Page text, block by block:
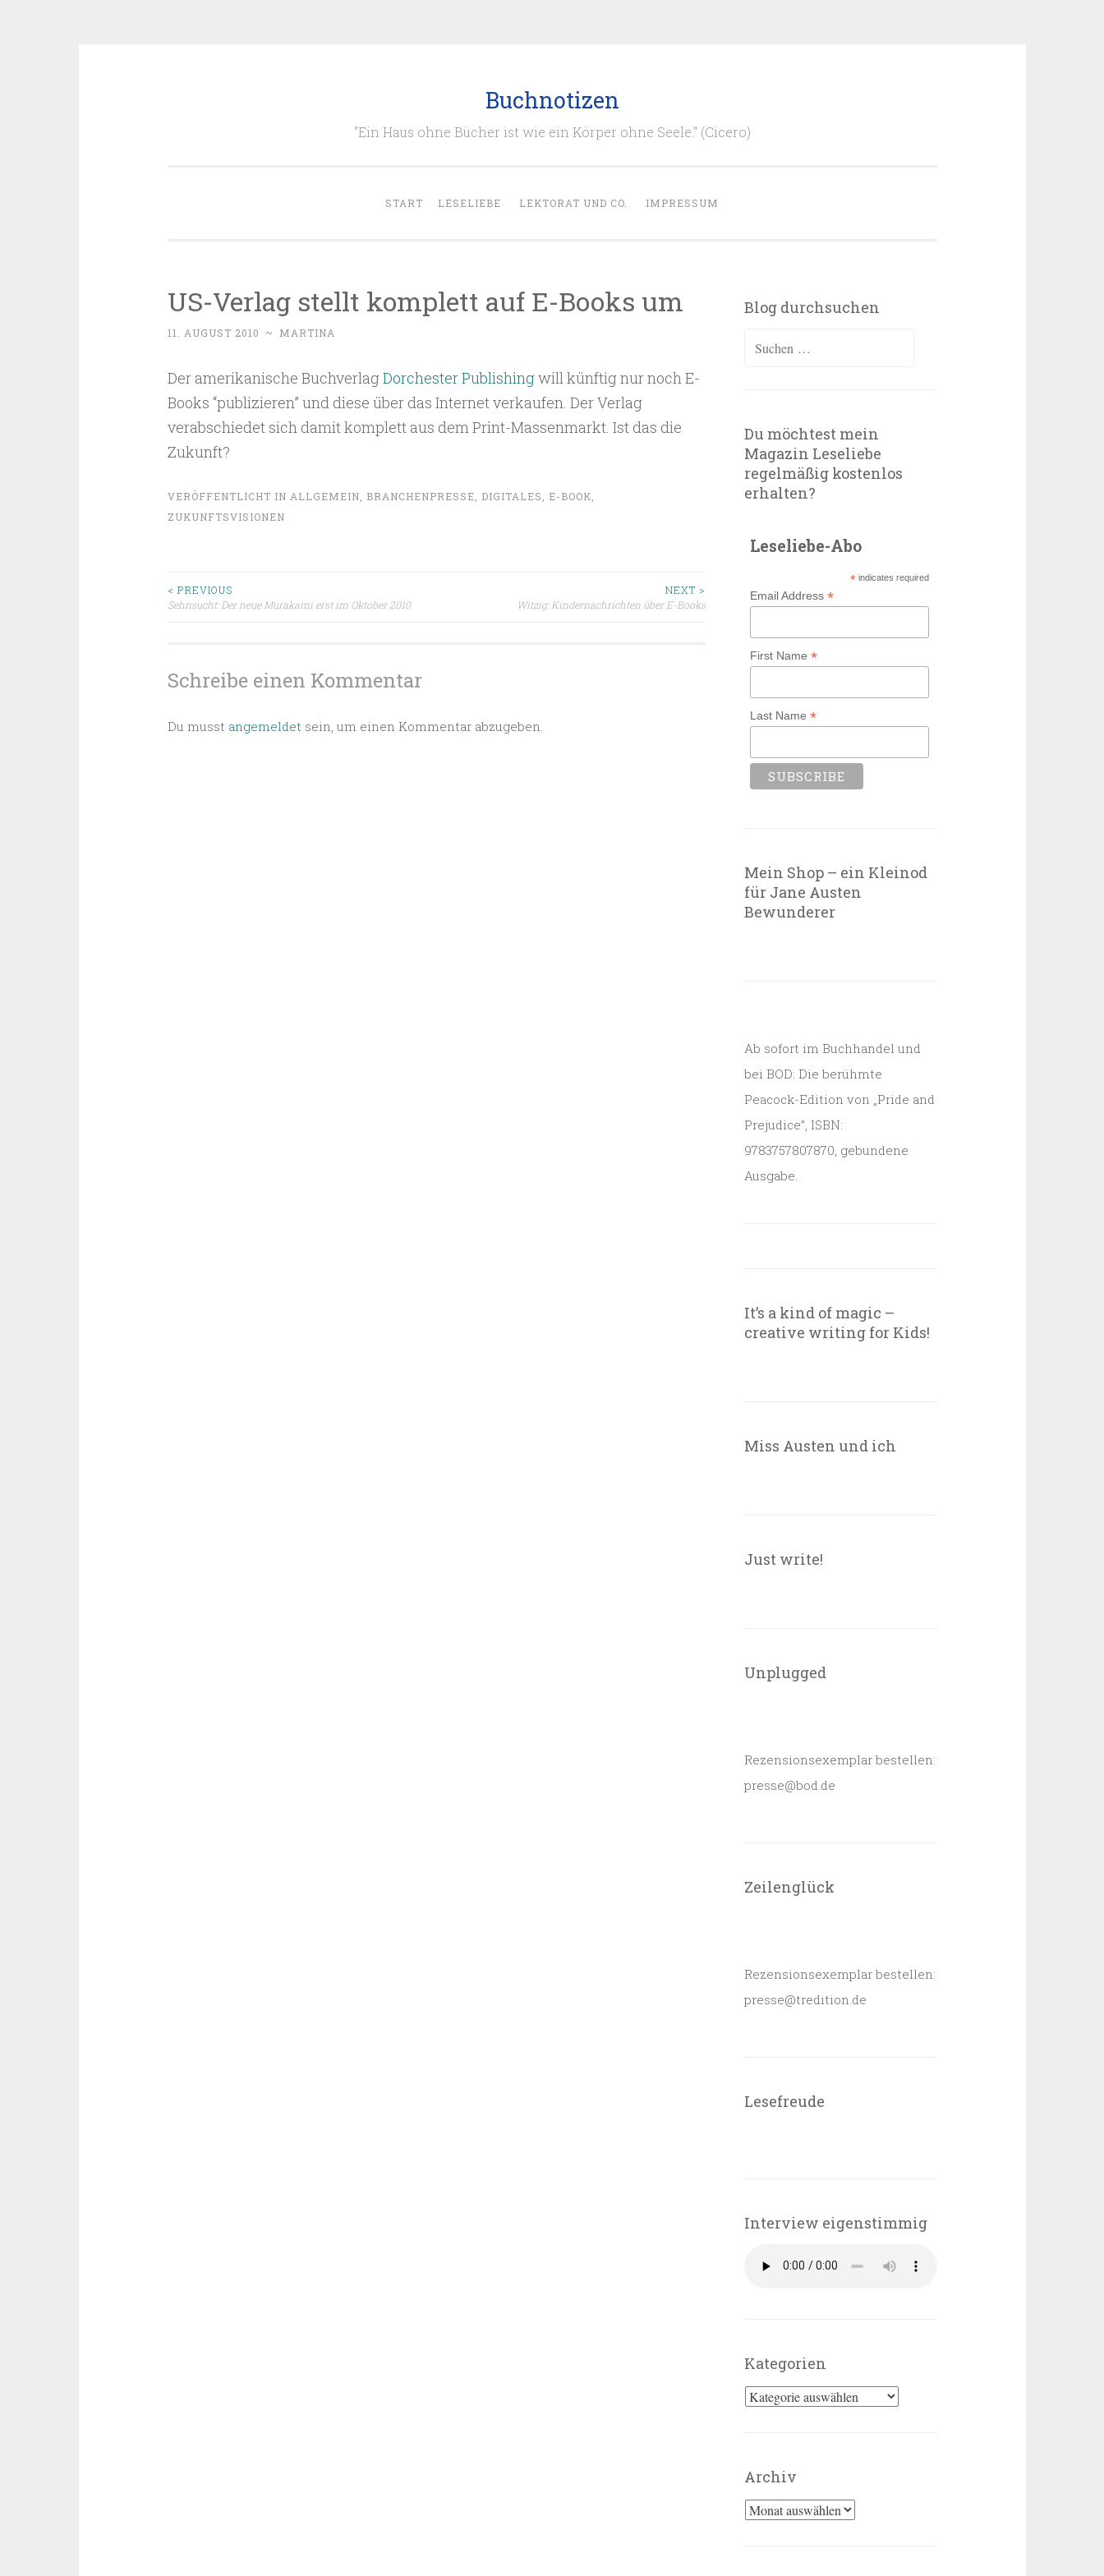
Buchnotizen
"Ein Haus ohne Bücher ist wie ein Körper ohne Seele." (Cicero)
START LESELIEBE LEKTORAT UND CO. IMPRESSUM
US-Verlag stellt komplett auf E-Books um
11. AUGUST 2010 ~ MARTINA
Der amerikanische Buchverlag Dorchester Publishingwill künftig nur noch E-
Books “publizieren” und diese über das Internet verkaufen. Der Verlag
verabschiedet sich damit komplett aus dem Print-Massenmarkt. Ist das die
Zukunft?
VERÖFFENTLICHT IN ALLGEMEIN BRANCHENPRESSE DIGITALES E-BOOK
ZUKUNFTSVISIONEN
Beitragsnavigation
< PREVIOUS
Sehnsucht: Der neue Murakami erst im Oktober 2010
NEXT >
Witzig: Kindernachrichten über E-Books
Schreibe einen Kommentar
Du musst angemeldet sein, um einen Kommentar abzugeben.
Blog durchsuchen
Suchen
Du möchtest mein
Magazin Leseliebe
regelmäßig kostenlos
erhalten?
Leseliebe-Abo
* indicates required
Email Address*
First Name*
Last Name*
Mein Shop – ein Kleinod
für Jane Austen
Bewunderer
Ab sofort im Buchhandel und
bei BOD: Die berühmte
Peacock-Edition von „Pride and
Prejudice”, ISBN:
9783757807870, gebundene
Ausgabe.
It’s a kind of magic –
creative writing for Kids!
Miss Austen und ich
Just write!
Unplugged
Rezensionsexemplar bestellen:
presse@bod.de
Zeilenglück
Rezensionsexemplar bestellen:
presse@tredition.de
Lesefreude
Interview eigenstimmig
Kategorien
Kategorien
Archiv
Archiv